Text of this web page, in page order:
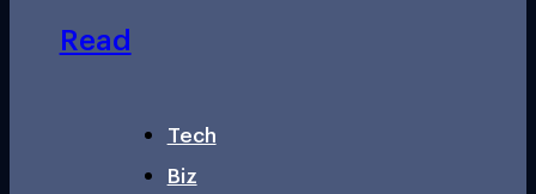
Read
Tech
Biz